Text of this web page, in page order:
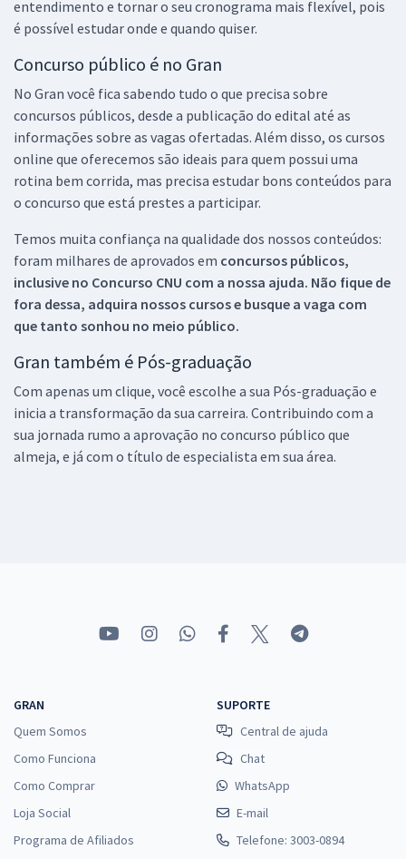
entendimento e tornar o seu cronograma mais flexível, pois
é possível estudar onde e quando quiser.
Concurso público é no Gran
No Gran você fica sabendo tudo o que precisa sobre
concursos públicos, desde a publicação do edital até as
informações sobre as vagas ofertadas. Além disso, os cursos
online que oferecemos são ideais para quem possui uma
rotina bem corrida, mas precisa estudar bons conteúdos para
o concurso que está prestes a participar.
Temos muita confiança na qualidade dos nossos conteúdos:
foram milhares de aprovados em concursos públicos,
inclusive no Concurso CNU com a nossa ajuda. Não fique de
fora dessa, adquira nossos cursos e busque a vaga com
que tanto sonhou no meio público.
Gran também é Pós-graduação
Com apenas um clique, você escolhe a sua Pós-graduação e
inicia a transformação da sua carreira. Contribuindo com a
sua jornada rumo a aprovação no concurso público que
almeja, e já com o título de especialista em sua área.
GRAN
Quem Somos
Como Funciona
Como Comprar
Loja Social
Programa de Afiliados
SUPORTE
Central de ajuda
Chat
WhatsApp
E-mail
Telefone: 3003-0894